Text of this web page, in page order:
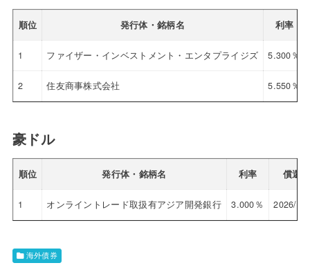
順位 発行体・銘柄名 利率
1 ファイザー・インベストメント・エンタプライジズ 5.300％
2 住友商事株式会社 5.550％
豪ドル
順位 発行体・銘柄名 利率 償還日
1 オンライントレード取扱有アジア開発銀行 3.000％ 2026/
海外債券